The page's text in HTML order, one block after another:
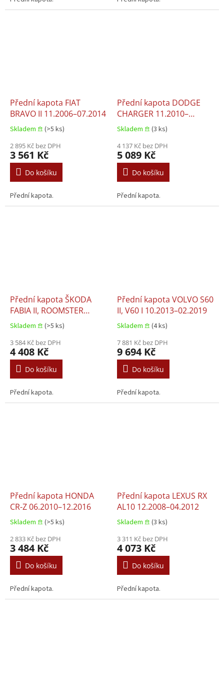
Přední kapota FIAT
BRAVO II 11.2006–07.2014
Skladem 𖠿 (>5 ks)
2 895 Kč bez DPH
3 561 Kč
Do košíku
Přední kapota.
Přední kapota DODGE
CHARGER 11.2010–
12.2014
Skladem 𖠿 (3 ks)
4 137 Kč bez DPH
5 089 Kč
Do košíku
Přední kapota.
Přední kapota ŠKODA
FABIA II, ROOMSTER
03.2010–04.2015
Skladem 𖠿 (>5 ks)
3 584 Kč bez DPH
4 408 Kč
Do košíku
Přední kapota.
Přední kapota VOLVO S60
II, V60 I 10.2013–02.2019
Skladem 𖠿 (4 ks)
7 881 Kč bez DPH
9 694 Kč
Do košíku
Přední kapota.
Přední kapota HONDA
CR-Z 06.2010–12.2016
Skladem 𖠿 (>5 ks)
2 833 Kč bez DPH
3 484 Kč
Do košíku
Přední kapota.
Přední kapota LEXUS RX
AL10 12.2008–04.2012
Skladem 𖠿 (3 ks)
3 311 Kč bez DPH
4 073 Kč
Do košíku
Přední kapota.